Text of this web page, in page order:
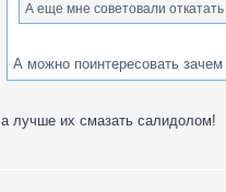
А еще мне советовали
А можно поинтересовать
а лучше их смазать салидолом!